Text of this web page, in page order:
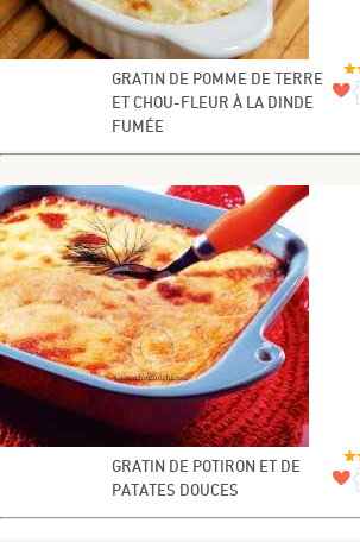
GRATIN DE POMME DE TERRE
ET CHOU-FLEUR À LA DINDE
FUMÉE
GRATIN DE POTIRON ET DE
PATATES DOUCES